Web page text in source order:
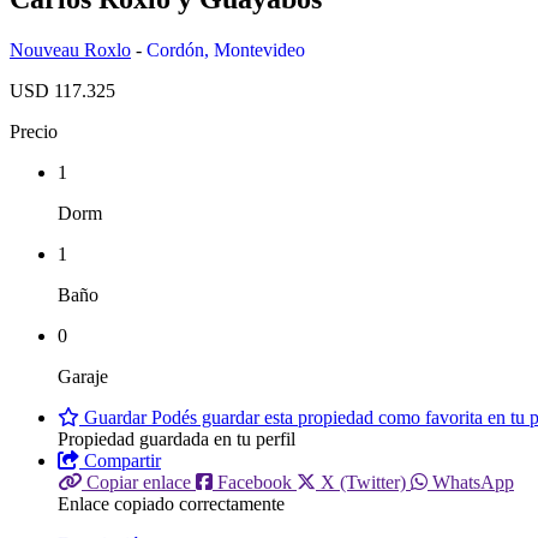
Nouveau Roxlo - Cordón, Montevideo
USD 117.325
Precio
1
Dorm
1
Baño
0
Garaje
GuardarPodés guardar esta propiedad como favorita en tu
Propiedad guardada en tu perfil
Compartir
Copiar enlace
Facebook X (Twitter)
WhatsApp
Enlace copiado correctamente